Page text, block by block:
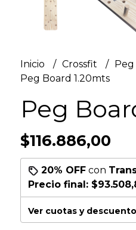
Inicio Crossfit
Peg
Peg Board 1.20mts
Peg
$116.886,00
20% OFFcon
Precio final:
Ver cuotas y